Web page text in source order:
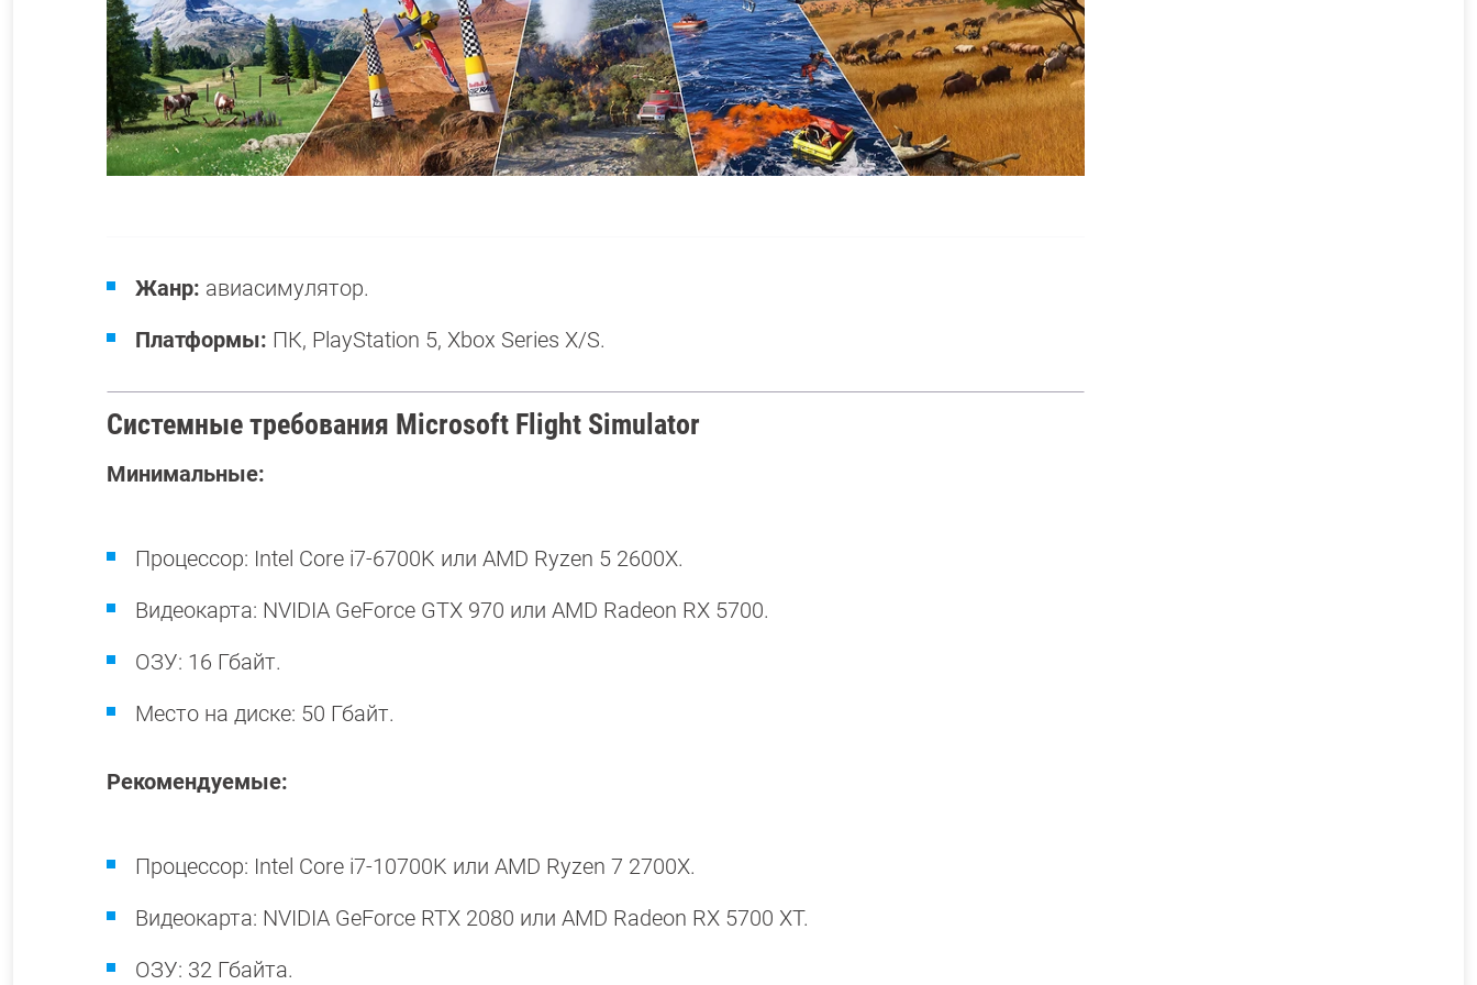
Жанр: авиасимулятор.
Платформы: ПК, PlayStation 5, Xbox Series X/S.
Системные требования Microsoft Flight Simulator
Минимальные:
Процессор: Intel Core i7-6700K или AMD Ryzen 5 2600X.
Видеокарта: NVIDIA GeForce GTX 970 или AMD Radeon RX 5700.
ОЗУ: 16 Гбайт.
Место на диске: 50 Гбайт.
Рекомендуемые:
Процессор: Intel Core i7-10700K или AMD Ryzen 7 2700X.
Видеокарта: NVIDIA GeForce RTX 2080 или AMD Radeon RX 5700 XT.
ОЗУ: 32 Гбайта.